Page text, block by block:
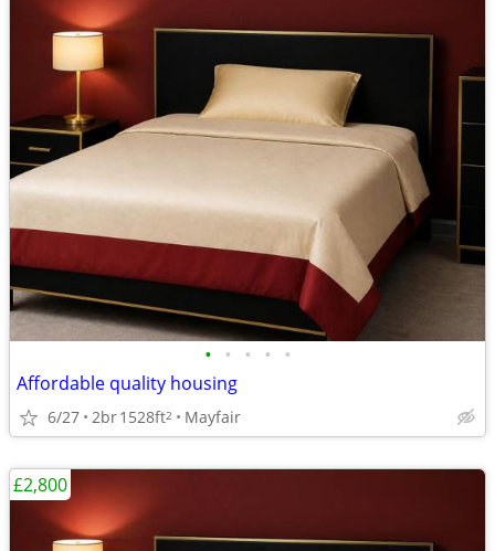
• • • • •
Affordable quality housing
6/27 2br1528ft2 Mayfair
£2,800